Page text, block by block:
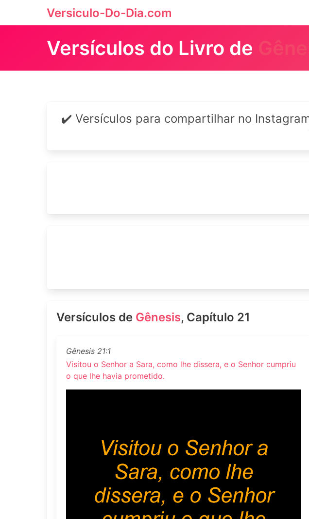
Versiculo-Do-Dia.com
Versículos do Livro de
✔️ Versículos para compartilhar no
Versículos de Gênesis, Capítulo 21
Gênesis 21:1
Visitou o Senhor a Sara, como lhe dissera, e o Senhor cumpriu
o que lhe havia prometido.